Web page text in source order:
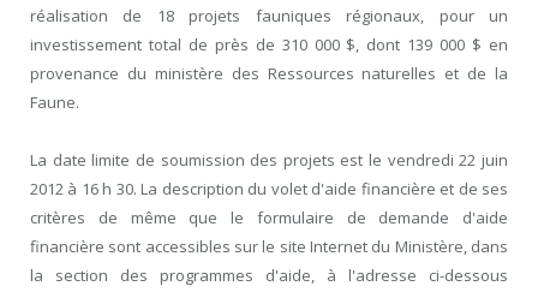
réalisation de 18 projets fauniques régionaux, pour un
investissement total de près de 310 000 $, dont 139 000 $ en
provenance du ministère des Ressources naturelles et de la
Faune.
La date limite de soumission des projets est le vendredi 22 juin
2012 à 16 h 30. La description du volet d'aide financière et de ses
critères de même que le formulaire de demande d'aide
financière sont accessibles sur le site Internet du Ministère, dans
la section des programmes d'aide, à l'adresse ci-dessous